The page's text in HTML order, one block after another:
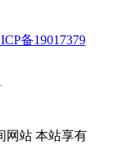
备19017379
网站 本站享有